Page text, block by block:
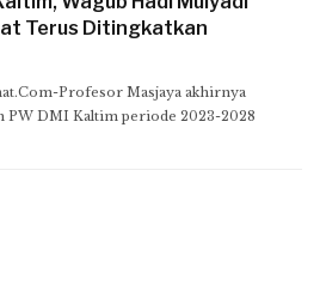
Terus Ditingkatkan
Profesor Masjaya akhirnya
PW DMI Kaltim periode 2023-2028